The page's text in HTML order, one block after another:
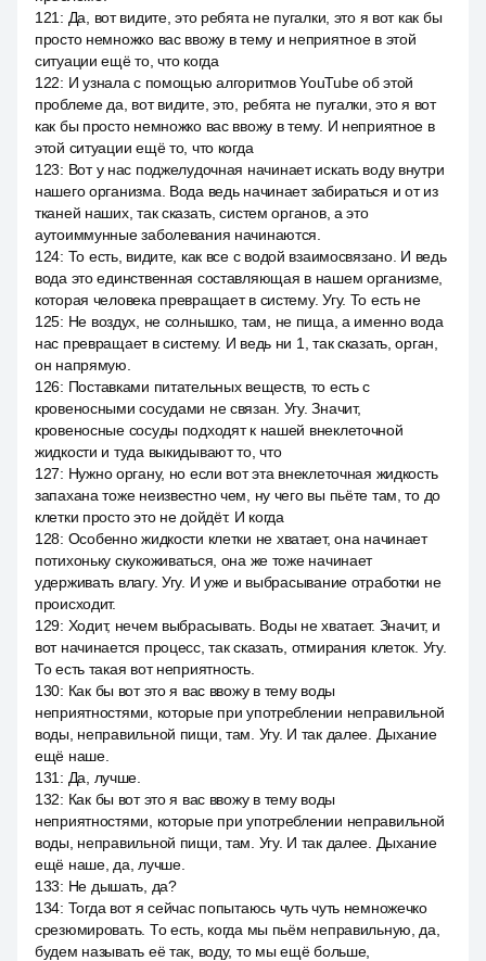
121 : Да, вот видите, это ребята не пугалки, это я вот как бы
просто немножко вас ввожу в тему и неприятное в этой
ситуации ещё то, что когда
122: И узнала с помощью алгоритмов YouTube об этой
проблеме да, вот видите, это, ребята не пугалки, это я вот
как бы просто немножко вас ввожу в тему. И неприятное в
этой ситуации ещё то, что когда
123: Вот у нас поджелудочная начинает искать воду внутри
нашего организма. Вода ведь начинает забираться и от из
тканей наших, так сказать, систем органов, а это
аутоиммунные заболевания начинаются.
124: То есть, видите, как все с водой взаимосвязано. И ведь
вода это единственная составляющая в нашем организме,
которая человека превращает в систему. Угу. То есть не
125: Не воздух, не солнышко, там, не пища, а именно вода
нас превращает в систему. И ведь ни 1, так сказать, орган,
он напрямую.
126: Поставками питательных веществ, то есть с
кровеносными сосудами не связан. Угу. Значит,
кровеносные сосуды подходят к нашей внеклеточной
жидкости и туда выкидывают то, что
127: Нужно органу, но если вот эта внеклеточная жидкость
запахана тоже неизвестно чем, ну чего вы пьёте там, то до
клетки просто это не дойдёт. И когда
128: Особенно жидкости клетки не хватает, она начинает
потихоньку скукоживаться, она же тоже начинает
удерживать влагу. Угу. И уже и выбрасывание отработки не
происходит.
129: Ходит, нечем выбрасывать. Воды не хватает. Значит, и
вот начинается процесс, так сказать, отмирания клеток. Угу.
То есть такая вот неприятность.
130: Как бы вот это я вас ввожу в тему воды
неприятностями, которые при употреблении неправильной
воды, неправильной пищи, там. Угу. И так далее. Дыхание
ещё наше.
131 : Да, лучше.
132: Как бы вот это я вас ввожу в тему воды
неприятностями, которые при употреблении неправильной
воды, неправильной пищи, там. Угу. И так далее. Дыхание
ещё наше, да, лучше.
133: Не дышать, да?
134: Тогда вот я сейчас попытаюсь чуть чуть немножечко
срезюмировать. То есть, когда мы пьём неправильную, да,
будем называть её так, воду, то мы ещё больше,